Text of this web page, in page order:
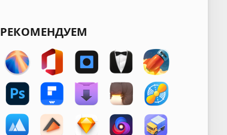
РЕКОМЕНДУЕМ